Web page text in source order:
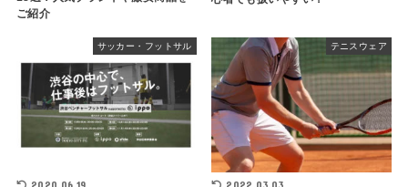
ご紹介
サッカー・フットサル テニスウェア